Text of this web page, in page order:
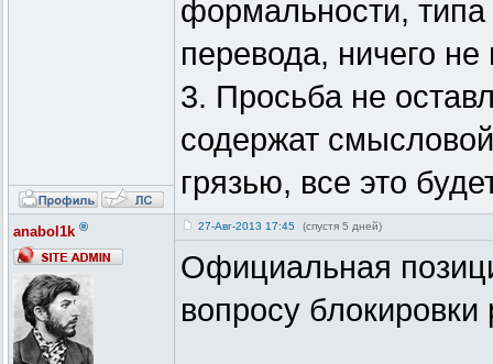
формальности, типа
перевода, ничего не
3. Просьба не
содержат
грязью, все это
anabol1k ® 27-Авг-2013 17:45 (спустя 5 дней)
Официальная
вопросу